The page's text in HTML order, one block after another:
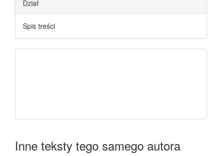
Dział
Spis treści
Inne teksty tego samego autora